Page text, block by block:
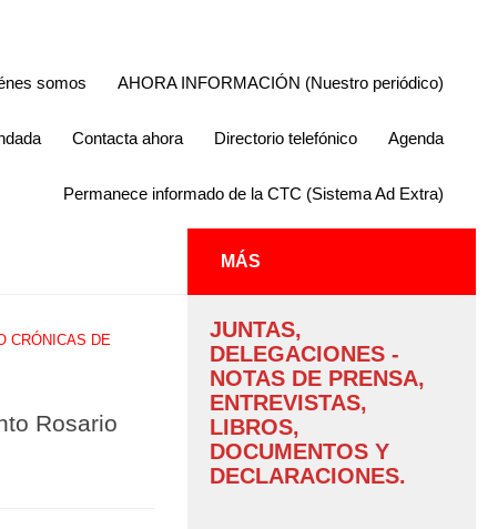
somos AHORA INFORMACIÓN (Nuestro periódico)
Contacta ahora Directorio telefónico Agenda
Permanece informado de la CTC (Sistema Ad Extra)
CRÓNICAS DE
Rosario
MÁS
JUNTAS,
DELEGACIONES -
NOTAS DE PRENSA,
ENTREVISTAS,
LIBROS,
DOCUMENTOS Y
DECLARACIONES.